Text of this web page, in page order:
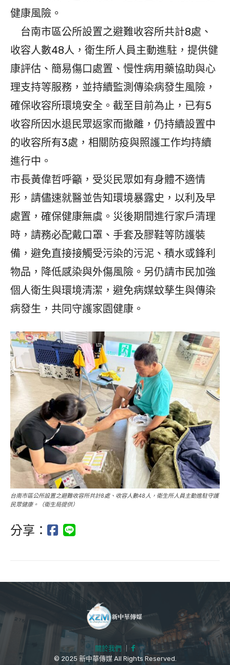
健康風險。
台南市區公所設置之避難收容所共計8處、
收容人數48人，衛生所人員主動進駐，提供健
康評估、簡易傷口處置、慢性病用藥協助與心
理支持等服務，並持續監測傳染病發生風險，
確保收容所環境安全。截至目前為止，已有5
收容所因水退民眾返家而撤離，仍持續設置中
的收容所有3處，相關防疫與照護工作均持續
進行中。
市長黃偉哲呼籲，受災民眾如有身體不適情
形，請儘速就醫並告知環境暴露史，以利及早
處置，確保健康無虞。災後期間進行家戶清理
時，請務必配戴口罩、手套及膠鞋等防護裝
備，避免直接接觸受污染的污泥、積水或鋒利
物品，降低感染與外傷風險。另仍請市民加強
個人衛生與環境清潔，避免病媒蚊孳生與傳染
病發生，共同守護家園健康。
台南市區公所設置之避難收容所共計8處、收容人數48人，衛生所人員主動進駐守護
民眾健康。（衛生局提供）
分享：
關於我們 ｜
© 2025 新中華傳媒 All Rights Reserved.